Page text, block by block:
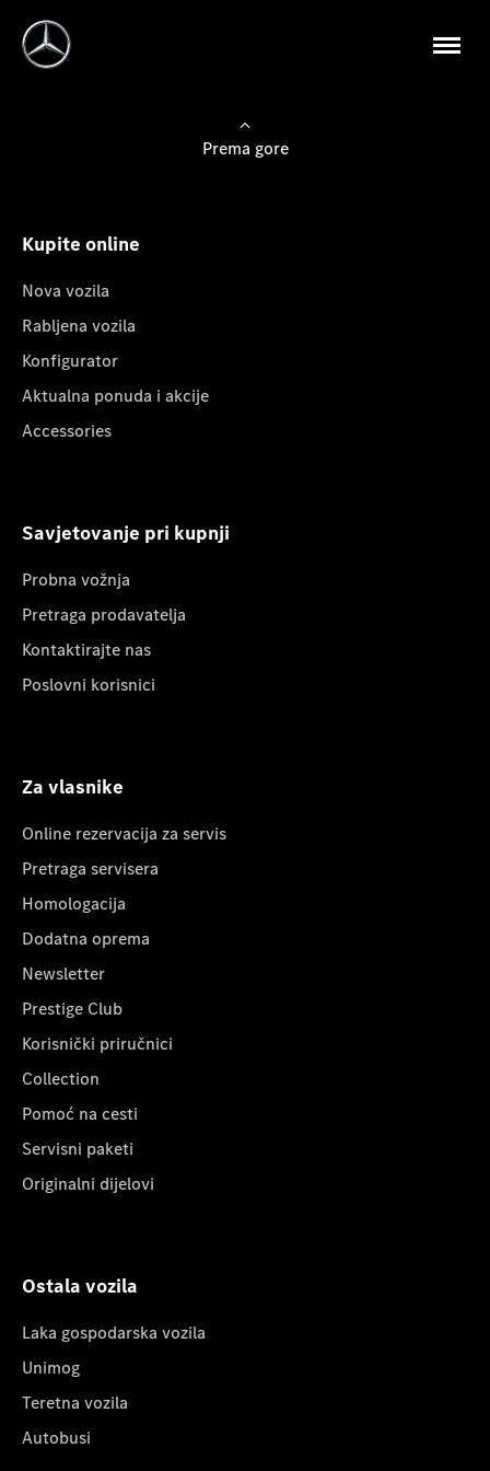
Prema gore
Kupite online
Nova vozila
Rabljena vozila
Konfigurator
Aktualna ponuda i akcije
Accessories
Savjetovanje pri kupnji
Probna vožnja
Pretraga prodavatelja
Kontaktirajte nas
Poslovni korisnici
Za vlasnike
Online rezervacija za servis
Pretraga servisera
Homologacija
Dodatna oprema
Newsletter
Prestige Club
Korisnički priručnici
Collection
Pomoć na cesti
Servisni paketi
Originalni dijelovi
Ostala vozila
Laka gospodarska vozila
Unimog
Teretna vozila
Autobusi